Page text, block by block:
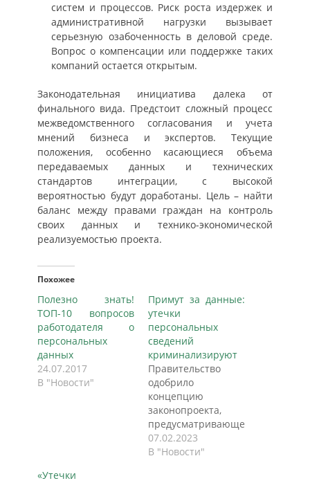
систем и процессов. Риск роста издержек и
административной нагрузки вызывает
серьезную озабоченность в деловой среде.
Вопрос о компенсации или поддержке таких
компаний остается открытым.
Законодательная инициатива далека от
финального вида. Предстоит сложный процесс
межведомственного согласования и учета
мнений бизнеса и экспертов. Текущие
положения, особенно касающиеся объема
передаваемых данных и технических
стандартов интеграции, с высокой
вероятностью будут доработаны. Цель – найти
баланс между правами граждан на контроль
своих данных и технико-экономической
реализуемостью проекта.
Похожее
Полезно знать!
ТОП-10 вопросов
работодателя о
персональных
данных
24.07.2017
В "Новости"
Примут за данные:
утечки
персональных
сведений
криминализируют
Правительство
одобрило
концепцию
законопроекта,
предусматривающего
уголовную
ответственность за
07.02.2023
В "Новости"
«Утечки